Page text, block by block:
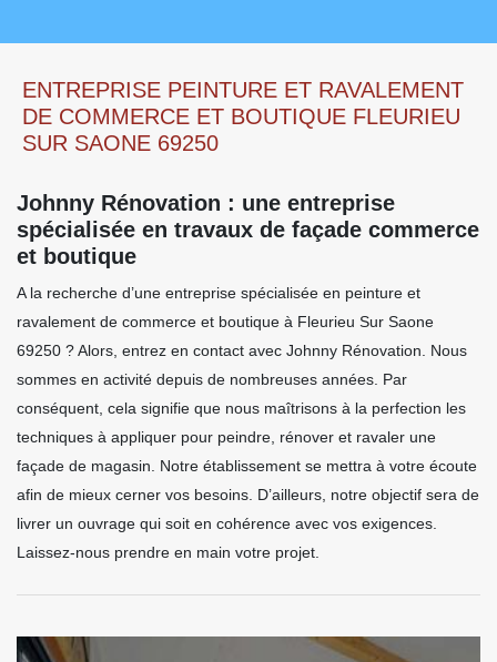
ENTREPRISE PEINTURE ET RAVALEMENT
DE COMMERCE ET BOUTIQUE FLEURIEU
SUR SAONE 69250
Johnny Rénovation : une entreprise
spécialisée en travaux de façade commerce
et boutique
A la recherche d’une entreprise spécialisée en peinture et
ravalement de commerce et boutique à Fleurieu Sur Saone
69250 ? Alors, entrez en contact avec Johnny Rénovation. Nous
sommes en activité depuis de nombreuses années. Par
conséquent, cela signifie que nous maîtrisons à la perfection les
techniques à appliquer pour peindre, rénover et ravaler une
façade de magasin. Notre établissement se mettra à votre écoute
afin de mieux cerner vos besoins. D’ailleurs, notre objectif sera de
livrer un ouvrage qui soit en cohérence avec vos exigences.
Laissez-nous prendre en main votre projet.